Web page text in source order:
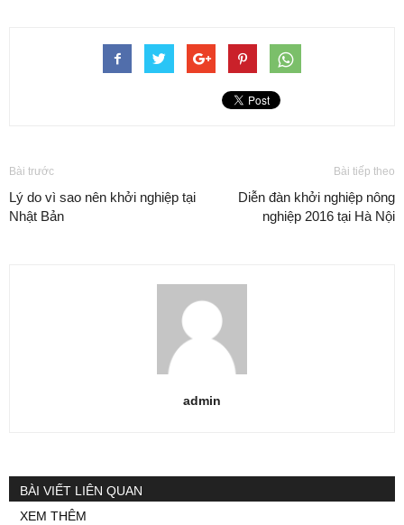
Bài trước
Lý do vì sao nên khởi nghiệp tại
Nhật Bản
Bài tiếp theo
Diễn đàn khởi nghiệp nông
nghiệp 2016 tại Hà Nội
admin
BÀI VIẾT LIÊN QUAN
XEM THÊM